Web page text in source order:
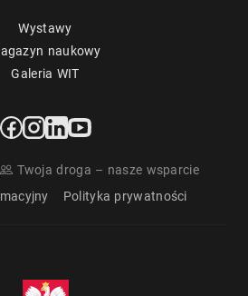
Wystawy
naukowy
Galeria WIT
Twoja droga – nasze wsparcie
Polityka prywatności